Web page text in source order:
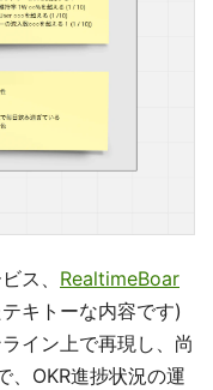
ス、 RealtimeBoar
キトーな内容です)
イン上で再現し、尚
、OKR進捗状況の運